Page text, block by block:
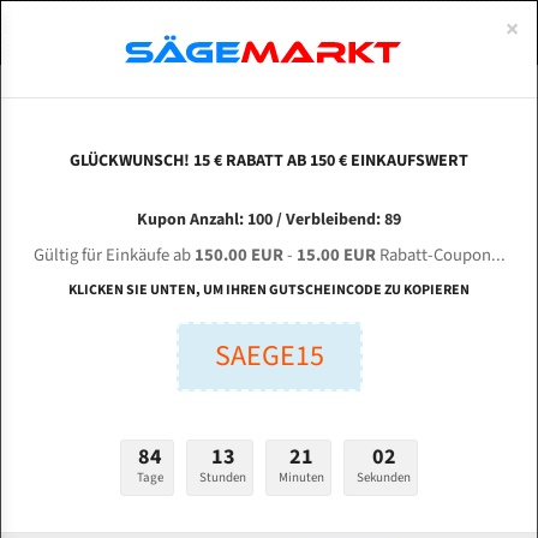
BEMAT / BENIGN BMT 320 DSH für 4180 mm Bi-
Metall Bandsägeblätter
Länge (mm):
Stärken + Zahnteilung:
mm
ABOUTS
ENGLISH
Bi-Metall Meterware
Fleischerei Bandsägeblätter
Bandmesser Glatt Meterware
Konvex Meterware
×
GLÜCKWUNSCH! 15 € RABATT AB 150 € EINKAUFSWERT
Kupon Anzahl: 100 / Verbleibend: 89
Gültig für Einkäufe ab150.00 EUR- 15.00 EURRabatt-Coupon...
KLICKEN SIE UNTEN, UM IHREN GUTSCHEINCODE ZU KOPIEREN
SAEGE15
84
Tage
13
Stunden
21
Minuten
01
Sekunden